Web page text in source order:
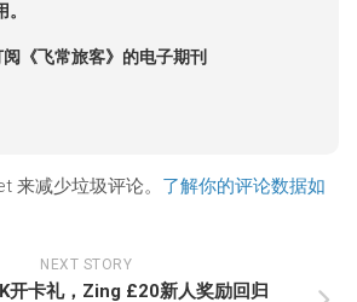
《飞常旅客》的电子期刊
来减少垃圾评论。 了解你的评论数据如
NEXT STORY
开卡礼，Zing £20新人奖励回归